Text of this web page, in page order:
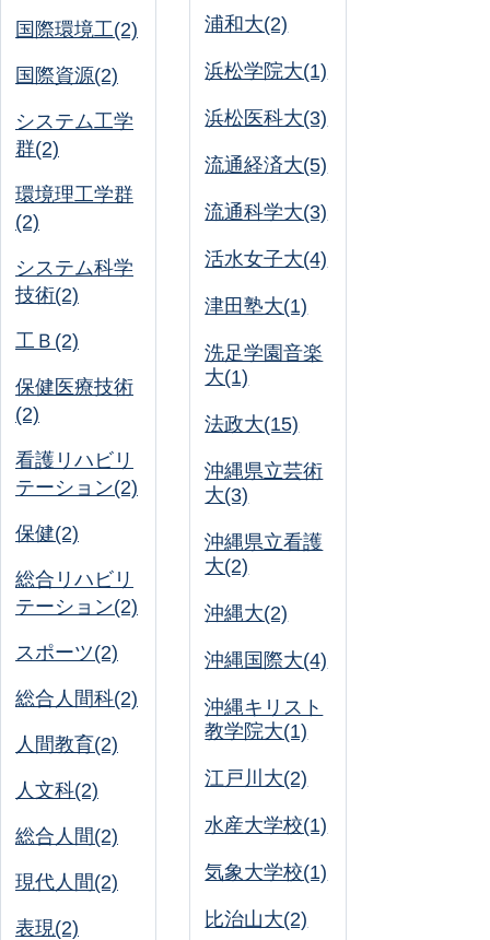
国際環境工(2)
国際資源(2)
システム工学
群(2)
環境理工学群
(2)
システム科学
技術(2)
工Ｂ(2)
保健医療技術
(2)
看護リハビリ
テーション(2)
保健(2)
総合リハビリ
テーション(2)
スポーツ(2)
総合人間科(2)
人間教育(2)
人文科(2)
総合人間(2)
現代人間(2)
表現(2)
浦和大(2)
浜松学院大(1)
浜松医科大(3)
流通経済大(5)
流通科学大(3)
活水女子大(4)
津田塾大(1)
洗足学園音楽
大(1)
法政大(15)
沖縄県立芸術
大(3)
沖縄県立看護
大(2)
沖縄大(2)
沖縄国際大(4)
沖縄キリスト
教学院大(1)
江戸川大(2)
水産大学校(1)
気象大学校(1)
比治山大(2)